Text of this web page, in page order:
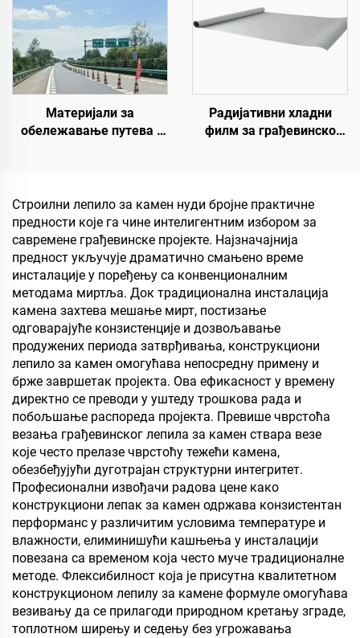
Материјали за
обележавање путева |
бетонске коловозе
Радијативни хладни
филм за грађевинско
складиштење,
резервоар за уље,
складиште житарица,
транспорт и спољне
објекте, и апликације за
животне стилове
Строилни лепило за камен нуди бројне практичне
предности које га чине интелигентним избором за
савремене грађевинске пројекте. Најзначајнија
предност укључује драматично смањено време
инсталације у поређењу са конвенционалним
методама миртља. Док традиционална инсталација
камена захтева мешање мирт, постизање
одговарајуће конзистенције и дозвољавање
продужених периода затврђивања, конструкциони
лепило за камен омогућава непосредну примену и
брже завршетак пројекта. Ова ефикасност у времену
директно се преводи у уштеду трошкова рада и
побољшање распореда пројекта. Превише чврстоћа
везања грађевинског лепила за камен ствара везе
које често прелазе чврстоћу тежећи камена,
обезбеђујући дуготрајан структурни интегритет.
Професионални извођачи радова цене како
конструкциони лепак за камен одржава конзистентан
перформанс у различитим условима температуре и
влажности, елиминишући кашњења у инсталацији
повезана са временом која често муче традиционалне
методе. Флексибилност која је присутна квалитетном
конструкционом лепилу за камене формуле омогућава
везивању да се прилагоди природном кретању зграде,
топлотном ширењу и седењу без угрожавања